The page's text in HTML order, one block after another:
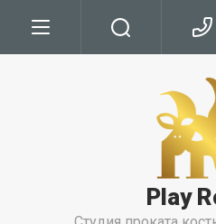
Условия Бронирования
Play